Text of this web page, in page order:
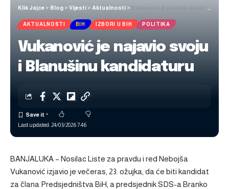
Klik Jajce > Blog > Vijesti > Aktualnosti >
AKTUALNOSTI BIH IZBORI U BIH POLITIKA
Vukanović je najavio svoju
i Blanušinu kandidaturu
Last updated: 24/03/2026 7:46
BANJALUKA – Nosilac Liste za pravdu i red Nebojša
Vukanović izjavio je večeras, 23. ožujka, da će biti kandidat
za člana Predsjedništva BiH, a predsjednik SDS-a Branko